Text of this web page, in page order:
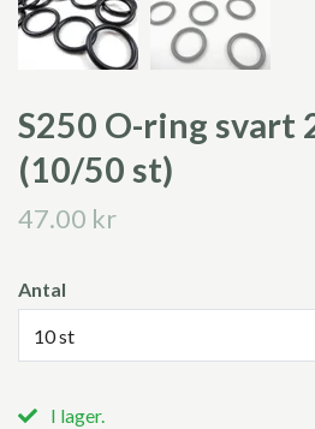
S250 O-ring svart
(10/50 st)
47.00 kr
Antal
10 st
I lager.